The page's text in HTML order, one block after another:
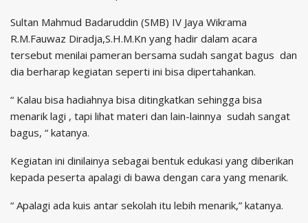
Sultan Mahmud Badaruddin (SMB) IV Jaya Wikrama
R.M.Fauwaz Diradja,S.H.M.Kn yang hadir dalam acara
tersebut menilai pameran bersama sudah sangat bagus dan
dia berharap kegiatan seperti ini bisa dipertahankan.
“ Kalau bisa hadiahnya bisa ditingkatkan sehingga bisa
menarik lagi , tapi lihat materi dan lain-lainnya sudah sangat
bagus, “ katanya.
Kegiatan ini dinilainya sebagai bentuk edukasi yang diberikan
kepada peserta apalagi di bawa dengan cara yang menarik.
“ Apalagi ada kuis antar sekolah itu lebih menarik,” katanya.